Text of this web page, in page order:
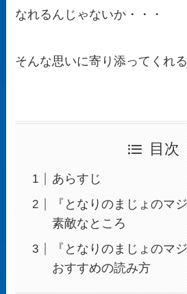
なれるんじゃないか・・・
そんな思いに寄り添ってくれる
目次
あらすじ
『となりのまじょのマ
素敵なところ
『となりのまじょのマ
おすすめの読み方